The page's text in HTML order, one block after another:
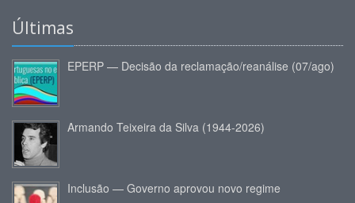
Últimas
EPERP — Decisão da reclamação/reanálise (07/ago)
Armando Teixeira da Silva (1944-2026)
Inclusão — Governo aprovou novo regime